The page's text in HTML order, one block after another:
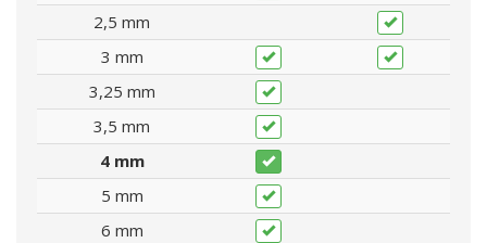
2,5 mm
3 mm
3,25 mm
3,5 mm
4 mm
5 mm
6 mm